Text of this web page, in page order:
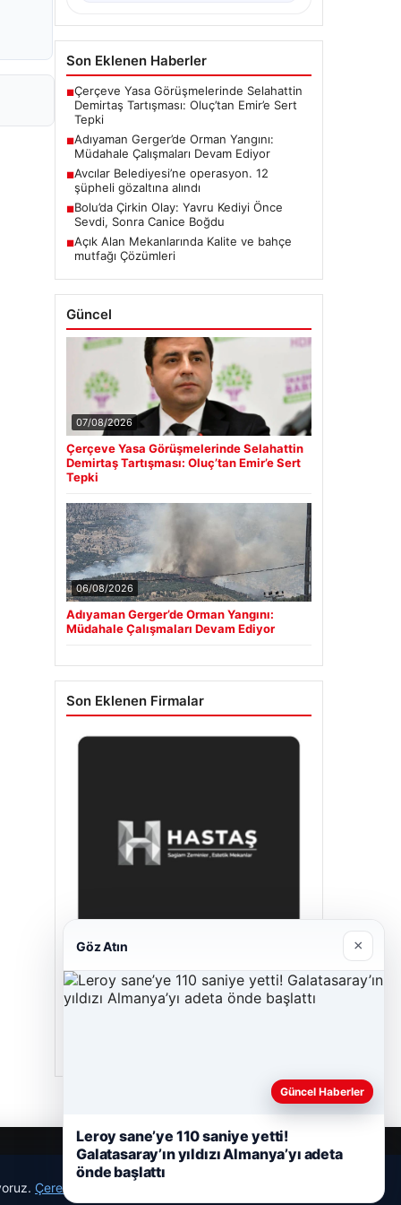
Son Eklenen Haberler
■Çerçeve Yasa Görüşmelerinde Selahattin
Demirtaş Tartışması: Oluç’tan Emir’e Sert
Tepki
■Adıyaman Gerger’de Orman Yangını:
Müdahale Çalışmaları Devam Ediyor
■Avcılar Belediyesi’ne operasyon. 12
şüpheli gözaltına alındı
■Bolu’da Çirkin Olay: Yavru Kediyi Önce
Sevdi, Sonra Canice Boğdu
■Açık Alan Mekanlarında Kalite ve bahçe
mutfağı Çözümleri
Güncel
07/08/2026
Çerçeve Yasa Görüşmelerinde Selahattin
Demirtaş Tartışması: Oluç’tan Emir’e Sert
Tepki
06/08/2026
Adıyaman Gerger’de Orman Yangını:
Müdahale Çalışmaları Devam Ediyor
Son Eklenen Firmalar
Hastaş Beton
26/05/2026
Çerez Politikamız
Göz Atın ×
Güncel Haberler
Leroy sane’ye 110 saniye yetti!
Galatasaray’ın yıldızı Almanya’yı adeta
önde başlattı